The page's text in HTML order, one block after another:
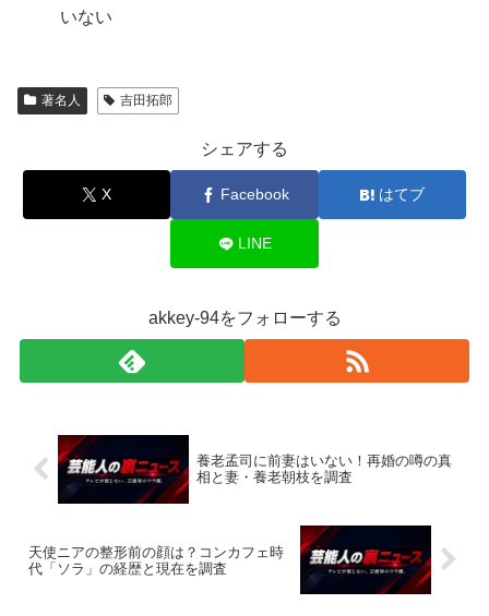
いない
著名人 吉田拓郎
シェアする
X Facebook はてブ
LINE
akkey-94をフォローする
養老孟司に前妻はいない！再婚の噂の真
相と妻・養老朝枝を調査
天使ニアの整形前の顔は？コンカフェ時
代「ソラ」の経歴と現在を調査